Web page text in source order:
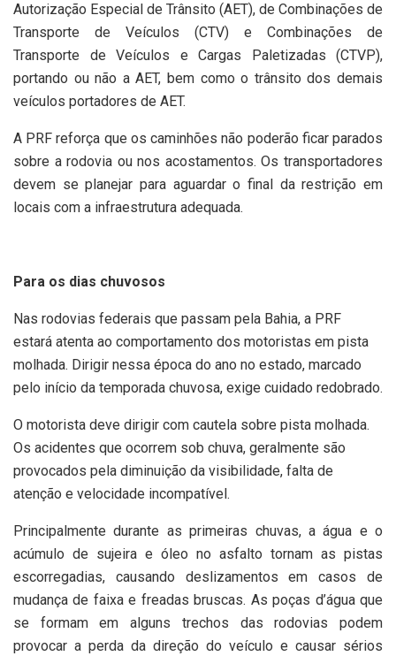
Autorização Especial de Trânsito (AET), de Combinações de
Transporte de Veículos (CTV) e Combinações de
Transporte de Veículos e Cargas Paletizadas (CTVP),
portando ou não a AET, bem como o trânsito dos demais
veículos portadores de AET.
A PRF reforça que os caminhões não poderão ficar parados
sobre a rodovia ou nos acostamentos. Os transportadores
devem se planejar para aguardar o final da restrição em
locais com a infraestrutura adequada.
Para os dias chuvosos
Nas rodovias federais que passam pela Bahia, a PRF
estará atenta ao comportamento dos motoristas em pista
molhada. Dirigir nessa época do ano no estado, marcado
pelo início da temporada chuvosa, exige cuidado redobrado.
O motorista deve dirigir com cautela sobre pista molhada.
Os acidentes que ocorrem sob chuva, geralmente são
provocados pela diminuição da visibilidade, falta de
atenção e velocidade incompatível.
Principalmente durante as primeiras chuvas, a água e o
acúmulo de sujeira e óleo no asfalto tornam as pistas
escorregadias, causando deslizamentos em casos de
mudança de faixa e freadas bruscas. As poças d’água que
se formam em alguns trechos das rodovias podem
provocar a perda da direção do veículo e causar sérios